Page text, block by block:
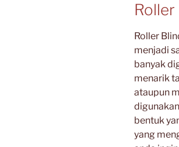
Roller
menjadi
banyak
menarik
ataupun
bentuk
yang